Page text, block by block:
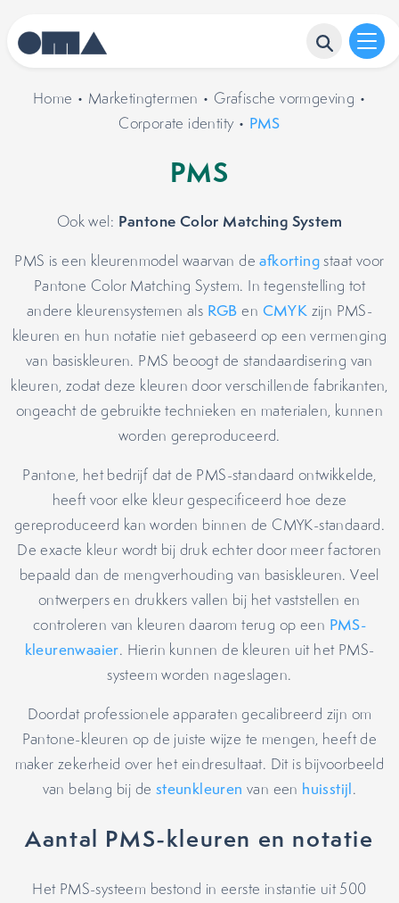
Home • Marketingtermen • Grafische vormgeving •
Corporate identity• PMS
PMS
Ook wel: Pantone Color Matching System
PMS is een kleurenmodel waarvan deafkortingstaat voor
Pantone Color Matching System. In tegenstelling tot
andere kleurensystemen als RGB en CMYK zijn PMS-
kleuren en hun notatie niet gebaseerd op een vermenging
van basiskleuren. PMS beoogt de standaardisering van
kleuren, zodat deze kleuren door verschillende fabrikanten,
ongeacht de gebruikte technieken en materialen, kunnen
worden gereproduceerd.
Pantone, het bedrijf dat de PMS-standaard ontwikkelde,
heeft voor elke kleur gespecificeerd hoe deze
gereproduceerd kan worden binnen de CMYK-standaard.
De exacte kleur wordt bij druk echter door meer factoren
bepaald dan de mengverhouding van basiskleuren. Veel
ontwerpers en drukkers vallen bij het vaststellen en
controleren van kleuren daarom terug op een PMS-
kleurenwaaier. Hierin kunnen de kleuren uit het PMS-
systeem worden nageslagen.
Doordat professionele apparaten gecalibreerd zijn om
Pantone-kleuren op de juiste wijze te mengen, heeft de
maker zekerheid over het eindresultaat. Dit is bijvoorbeeld
van belang bij de steunkleuren van een huisstijl.
Aantal PMS-kleuren en notatie
Het PMS-systeem bestond in eerste instantie uit 500